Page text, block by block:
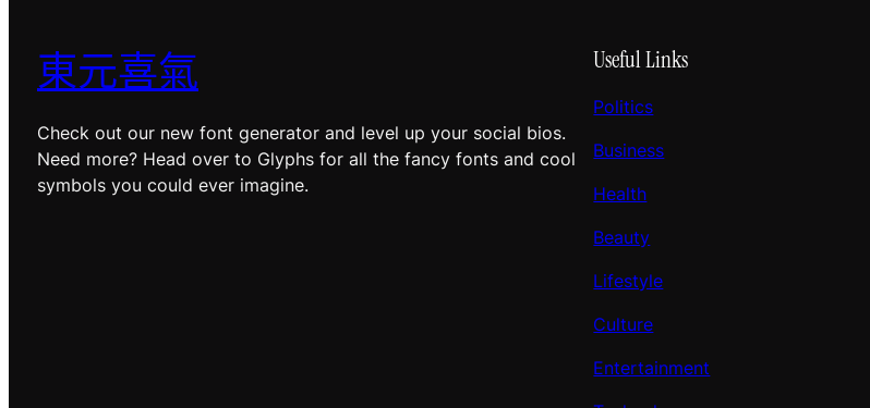
東元喜氣
Check out our new font generator and level up your social bios.
Need more? Head over to Glyphs for all the fancy fonts and cool
symbols you could ever imagine.
Useful Links
Politics
Business
Health
Beauty
Lifestyle
Culture
Entertainment